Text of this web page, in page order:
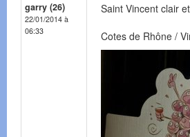
garry (26)
22/01/2014 à
06:33
Saint Vincent clair
Cotes de Rhône /